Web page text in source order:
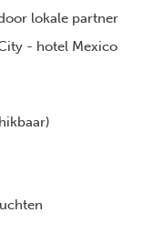
lokale partner
- hotel Mexico